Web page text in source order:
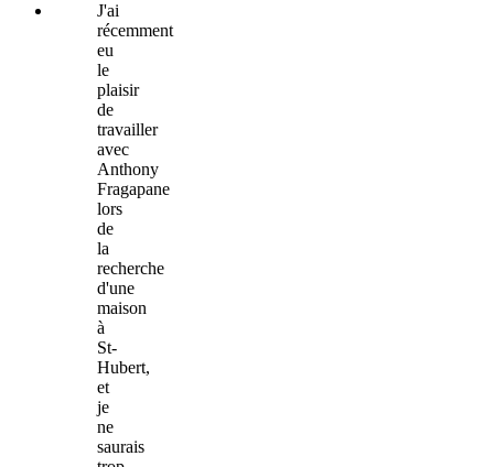
J'ai
récemment
eu
le
plaisir
de
travailler
avec
Anthony
Fragapane
lors
de
la
recherche
d'une
maison
à
St-
Hubert,
et
je
ne
saurais